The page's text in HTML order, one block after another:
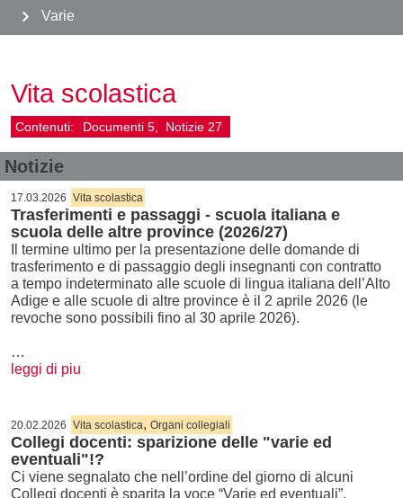
Vita scolastica
Contenuti: Documenti 5 Notizie 27
Notizie
17.03.2026 Vita scolastica
Trasferimenti e passaggi - scuola italiana e
scuola delle altre province (2026/27)
Il termine ultimo per la presentazione delle domande di
trasferimento e di passaggio degli insegnanti con contratto
a tempo indeterminato alle scuole di lingua italiana dell’Alto
Adige e alle scuole di altre province è il 2 aprile 2026 (le
revoche sono possibili fino al 30 aprile 2026).
…
leggi di piu
20.02.2026 Vita scolastica, Organi collegiali
Collegi docenti: sparizione delle "varie ed
eventuali"!?
Ci viene segnalato che nell’ordine del giorno di alcuni
Collegi docenti è sparita la voce “Varie ed eventuali”,
Varie